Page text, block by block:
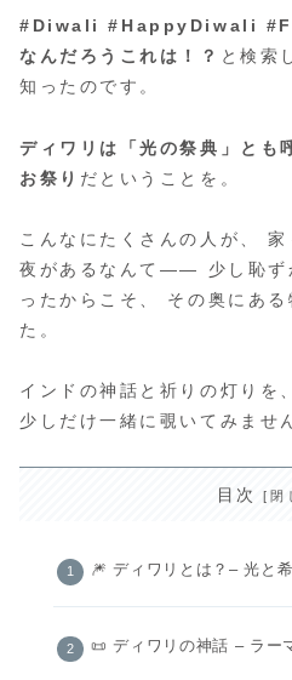
#Diwali #HappyDiwali
なんだろうこれは！？ と検索
知ったのです。
ディワリは「光の祭典」とも
お祭り だということを。
こんなにたくさんの人が、
夜があるなんて―― 少し恥ず
ったからこそ、 その奥にあ
た。
インドの神話と祈りの灯りを、
少しだけ一緒に覗いてみませ
目次
🎆 ディワリとは？– 光と
📜 ディワリの神話 – ラー